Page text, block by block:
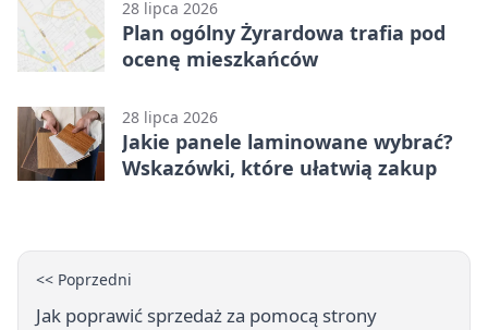
28 lipca 2026
Plan ogólny Żyrardowa trafia pod
ocenę mieszkańców
28 lipca 2026
Jakie panele laminowane wybrać?
Wskazówki, które ułatwią zakup
<< Poprzedni
Jak poprawić sprzedaż za pomocą strony